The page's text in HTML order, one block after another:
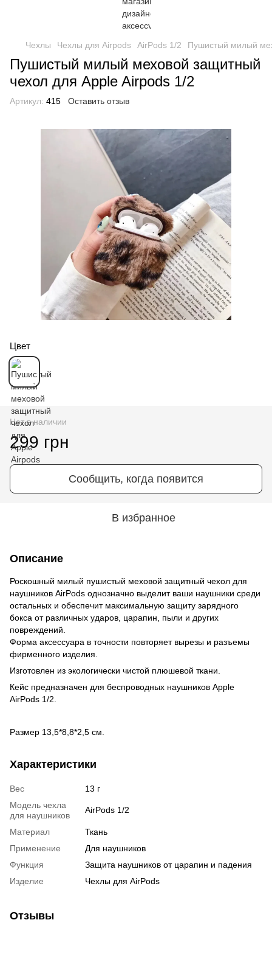
Чехлы Чехлы для Airpods AirPods 1/2 Пушистый милый
Пушистый милый меховой защитный
чехол для Apple Airpods 1/2
Артикул: 415 Оставить отзыв
Цвет
Нет в наличии
299 грн
Сообщить, когда появится
В избранное
Описание
Роскошный милый пушистый меховой защитный чехол для
наушников AirPods однозначно выделит ваши наушники среди
остальных и обеспечит максимальную защиту зарядного
бокса от различных ударов, царапин, пыли и других
повреждений.
Форма аксессуара в точности повторяет вырезы и разъемы
фирменного изделия.
Изготовлен из экологически чистой плюшевой ткани.
Кейс предназначен для беспроводных наушников Apple
AirPods 1/2.
Размер 13,5*8,8*2,5 см.
Характеристики
Вес
13 г
Модель чехла
для наушников
AirPods 1/2
Материал
Ткань
Применение
Для наушников
Функция
Защита наушников от царапин и падения
Изделие
Чехлы для AirPods
Отзывы